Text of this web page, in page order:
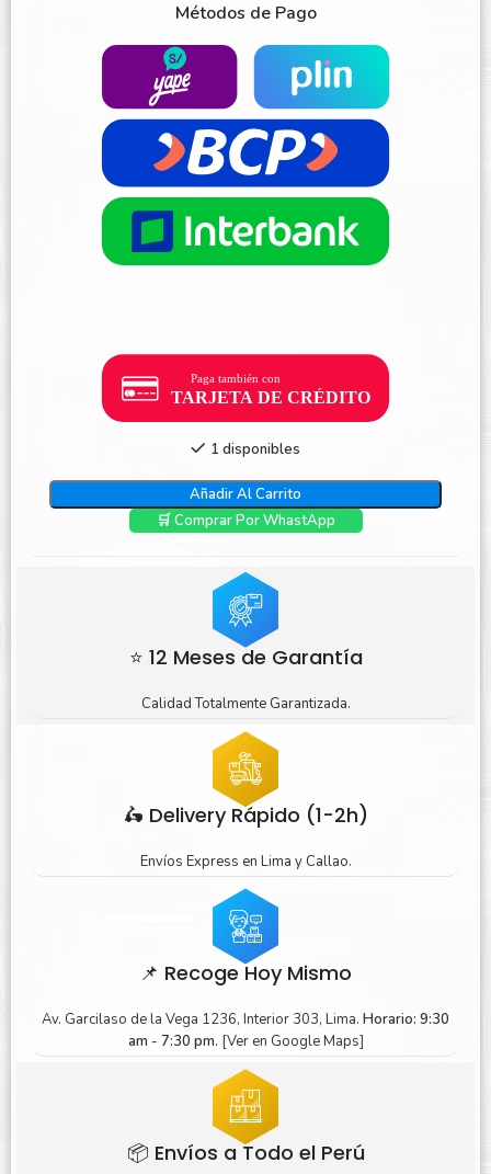
Métodos de Pago
1 disponibles
Añadir Al Carrito
🛒 Comprar Por WhastApp
⭐ 12 Meses de Garantía
Calidad Totalmente Garantizada.
🛵 Delivery Rápido (1-2h)
Envíos Express en Lima y Callao.
📌 Recoge Hoy Mismo
Av. Garcilaso de la Vega 1236, Interior 303, Lima. Horario: 9:30
am - 7:30 pm. [Ver en Google Maps]
📦 Envíos a Todo el Perú